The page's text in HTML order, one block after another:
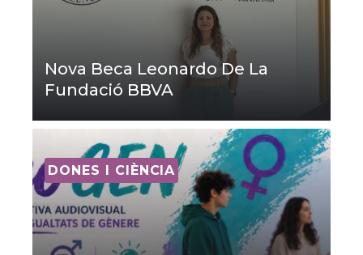
Nova Beca Leonardo De La
Fundació BBVA
DONES I CIÈNCIA